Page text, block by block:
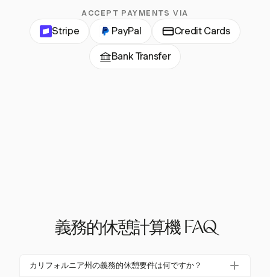
ACCEPT PAYMENTS VIA
Stripe PayPal Credit Cards
Bank Transfer
義務的休憩計算機 FAQ
カリフォルニア州の義務的休憩要件は何ですか？